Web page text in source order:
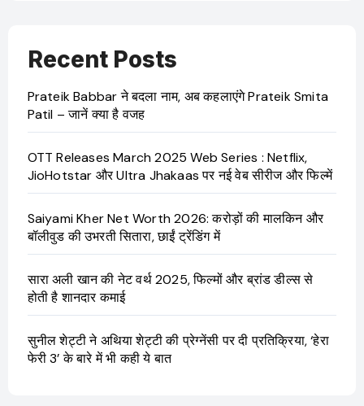
Recent Posts
Prateik Babbar ने बदला नाम, अब कहलाएंगे Prateik Smita
Patil – जानें क्या है वजह
OTT Releases March 2025 Web Series : Netflix,
JioHotstar और Ultra Jhakaas पर नई वेब सीरीज और फिल्में
Saiyami Kher Net Worth 2026: करोड़ों की मालकिन और
बॉलीवुड की उभरती सितारा, छाईं ट्रेंडिंग में
सारा अली खान की नेट वर्थ 2025, फिल्मों और ब्रांड डील्स से
होती है शानदार कमाई
सुनील शेट्टी ने अथिया शेट्टी की प्रेग्नेंसी पर दी प्रतिक्रिया, ‘हेरा
फेरी 3’ के बारे में भी कही ये बात